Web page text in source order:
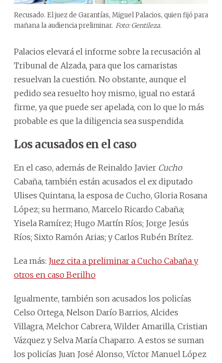
Recusado. El juez de Garantías, Miguel Palacios, quien fijó para
mañana la audiencia preliminar. Foto: Gentileza.
Palacios elevará el informe sobre la recusación al
Tribunal de Alzada, para que los camaristas
resuelvan la cuestión. No obstante, aunque el
pedido sea resuelto hoy mismo, igual no estará
firme, ya que puede ser apelada, con lo que lo más
probable es que la diligencia sea suspendida.
Los acusados en el caso
En el caso, además de Reinaldo Javier Cucho
Cabaña, también están acusados el ex diputado
Ulises Quintana, la esposa de Cucho, Gloria Rosana
López; su hermano, Marcelo Ricardo Cabaña;
Yisela Ramírez; Hugo Martín Ríos; Jorge Jesús
Ríos; Sixto Ramón Arias; y Carlos Rubén Brítez.
Lea más: Juez cita a preliminar a Cucho Cabaña y
otros en caso Berilho
Igualmente, también son acusados los policías
Celso Ortega, Nelson Darío Barrios, Alcides
Villagra, Melchor Cabrera, Wilder Amarilla, Cristian
Vázquez y Selva María Chaparro. A estos se suman
los policías Juan José Alonso, Víctor Manuel López